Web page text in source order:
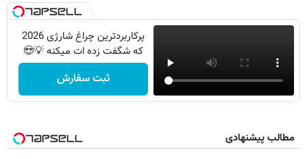
پرکاربردترین چراغ شارژی 2026
که شگفت زده ات میکنه 💡😍
ثبت سفارش
مطالب پیشنهادی